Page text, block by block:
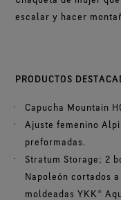
escalar y hacer
PRODUCTOS
Capucha Mountain
Ajuste femenino
preformadas.
Stratum Storage; 2
Napoleón cortados
moldeadas YKK®